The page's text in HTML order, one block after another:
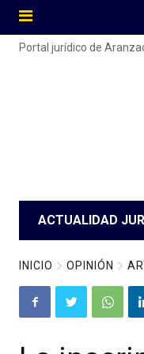
Portal jurídico de
ACTUALIDAD
INICIO OPINIÓN